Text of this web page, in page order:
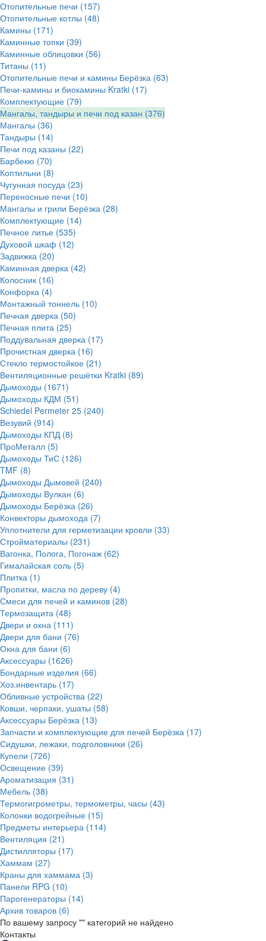
Отопительные печи (157)
Отопительные котлы (48)
Камины (171)
Каминные топки (39)
Каминные облицовки (56)
Титаны (11)
Отопительные печи и камины Берёзка (63)
Печи-камины и биокамины Kratki (17)
Комплектующие (79)
Мангалы, тандыры и печи под казан (376)
Мангалы (36)
Тандыры (14)
Печи под казаны (22)
Барбекю (70)
Коптильни (8)
Чугунная посуда (23)
Переносные печи (10)
Мангалы и грили Берёзка (28)
Комплектующие (14)
Печное литье (535)
Духовой шкаф (12)
Задвижка (20)
Каминная дверка (42)
Колосник (16)
Конфорка (4)
Монтажный тоннель (10)
Печная дверка (50)
Печная плита (25)
Поддувальная дверка (17)
Прочистная дверка (16)
Стекло термостойкое (21)
Вентиляционные решётки Kratki (89)
Дымоходы (1671)
Дымоходы КДМ (51)
Schiedel Permeter 25 (240)
Везувий (914)
Дымоходы КПД (8)
ПроМеталл (5)
Дымоходы ТиС (126)
TMF (8)
Дымоходы Дымовей (240)
Дымоходы Вулкан (6)
Дымоходы Берёзка (26)
Конвекторы дымохода (7)
Уплотнители для герметизации кровли (33)
Стройматериалы (231)
Вагонка, Полога, Погонаж (62)
Гималайская соль (5)
Плитка (1)
Пропитки, масла по дереву (4)
Смеси для печей и каминов (28)
Термозащита (48)
Двери и окна (111)
Двери для бани (76)
Окна для бани (6)
Аксессуары (1626)
Бондарные изделия (66)
Хоз.инвентарь (17)
Обливные устройства (22)
Ковши, черпаки, ушаты (58)
Аксессуары Берёзка (13)
Запчасти и комплектующие для печей Берёзка (17)
Сидушки, лежаки, подголовники (26)
Купели (726)
Освещение (39)
Ароматизация (31)
Мебель (38)
Термогигрометры, термометры, часы (43)
Колонки водогрейные (15)
Предметы интерьера (114)
Вентиляция (21)
Дистилляторы (17)
Хаммам (27)
Краны для хаммама (3)
Панели RPG (10)
Парогенераторы (14)
Архив товаров (6)
По вашему запросу "" категорий не найдено
Контакты